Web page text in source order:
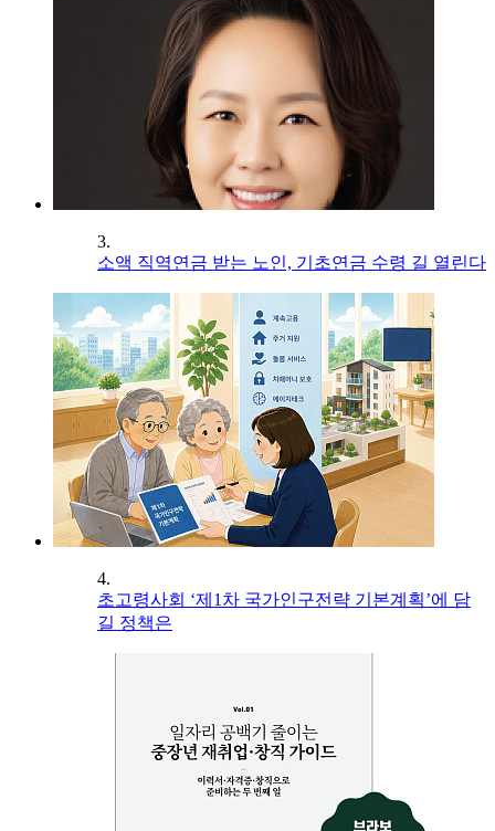
3.
소액 직역연금 받는 노인, 기초연금 수령 길 열린다
4.
초고령사회 ‘제1차 국가인구전략 기본계획’에 담
길 정책은